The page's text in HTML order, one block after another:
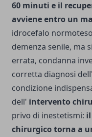
60 minuti e il
avviene entro un
idrocefalo
demenza senile, ma
errata, condanna
corretta diagnosi
condizione
dell' intervento
privo di inestetismi:
chirurgico torna a